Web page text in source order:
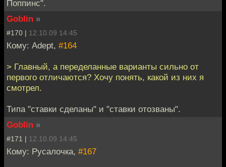
Поппинс".
Goblin »
#170 | 12.10.09 14:45
Кому: Adept, #164
> Главный, а переделанные варианты сильно от
первого отличаются? Хочу понять, какой из них я
смотрел.
Типа "ставки сделаны" и "ставки отозваны".
Goblin »
#171 | 12.10.09 14:45
Кому: Русалочка, #167